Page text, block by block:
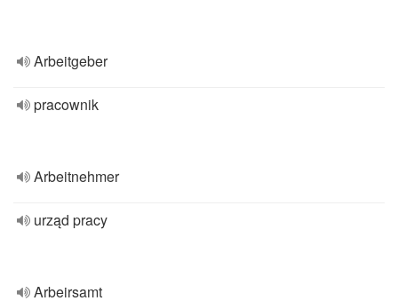
Arbeitgeber
pracownik
Arbeitnehmer
urząd pracy
Arbeirsamt